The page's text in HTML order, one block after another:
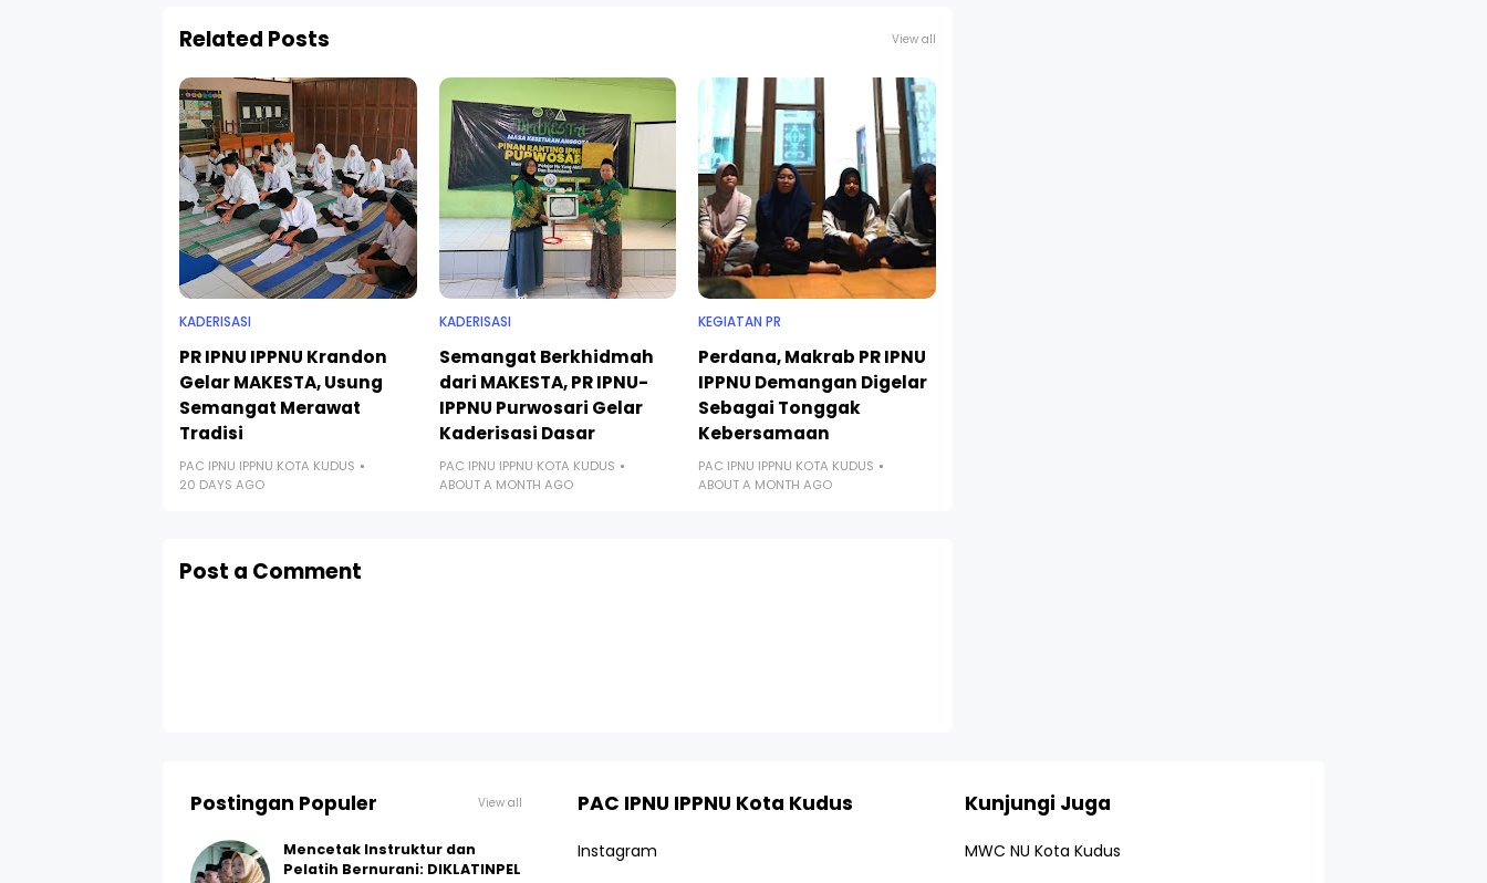
Related Posts View all
KADERISASI
PR IPNU IPPNU Krandon
Gelar MAKESTA, Usung
Semangat Merawat
Tradisi
PAC IPNU IPPNU KOTA KUDUS
20 DAYS AGO
KADERISASI
Semangat Berkhidmah
dari MAKESTA, PR IPNU-
IPPNU Purwosari Gelar
Kaderisasi Dasar
PAC IPNU IPPNU KOTA KUDUS
ABOUT A MONTH AGO
KEGIATAN PR
Perdana, Makrab PR IPNU
IPPNU Demangan Digelar
Sebagai Tonggak
Kebersamaan
PAC IPNU IPPNU KOTA KUDUS
ABOUT A MONTH AGO
Post a Comment
Postingan Populer View all
Mencetak Instruktur dan
Pelatih Bernurani: DIKLATINPEL
PAC IPNU IPPNU Kota Kudus
Instagram
Kunjungi Juga
MWC NU Kota Kudus